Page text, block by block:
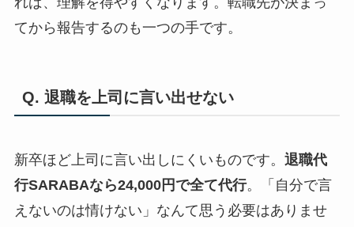
てから報告するのも一つの手です。
Q. 退職を上司に言い出せない
新卒ほど上司に言い出しにくいものです。 退職代
行SARABAなら24,000円で全て代行。「自分で言
えないのは情けない」なんて思う必要はありませ